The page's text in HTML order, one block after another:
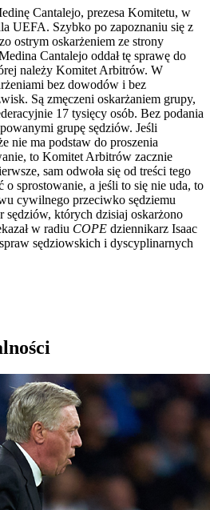
Cantalejo, prezesa Komitetu, w
UEFA. Szybko po zapoznaniu się z
ostrym oskarżeniem ze strony
Cantalejo oddał tę sprawę do
należy Komitet Arbitrów. W
bez dowodów i bez
Są zmęczeni oskarżaniem grupy,
17 tysięcy osób. Bez podania
grupę sędziów. Jeśli
nie ma podstaw do proszenia
to Komitet Arbitrów zacznie
sam odwoła się od treści tego
o sprostowanie, a jeśli to się nie uda, to
cywilnego przeciwko sędziemu
których dzisiaj oskarżono
w radiu COPE dziennikarz Isaac
sędziowskich i dyscyplinarnych